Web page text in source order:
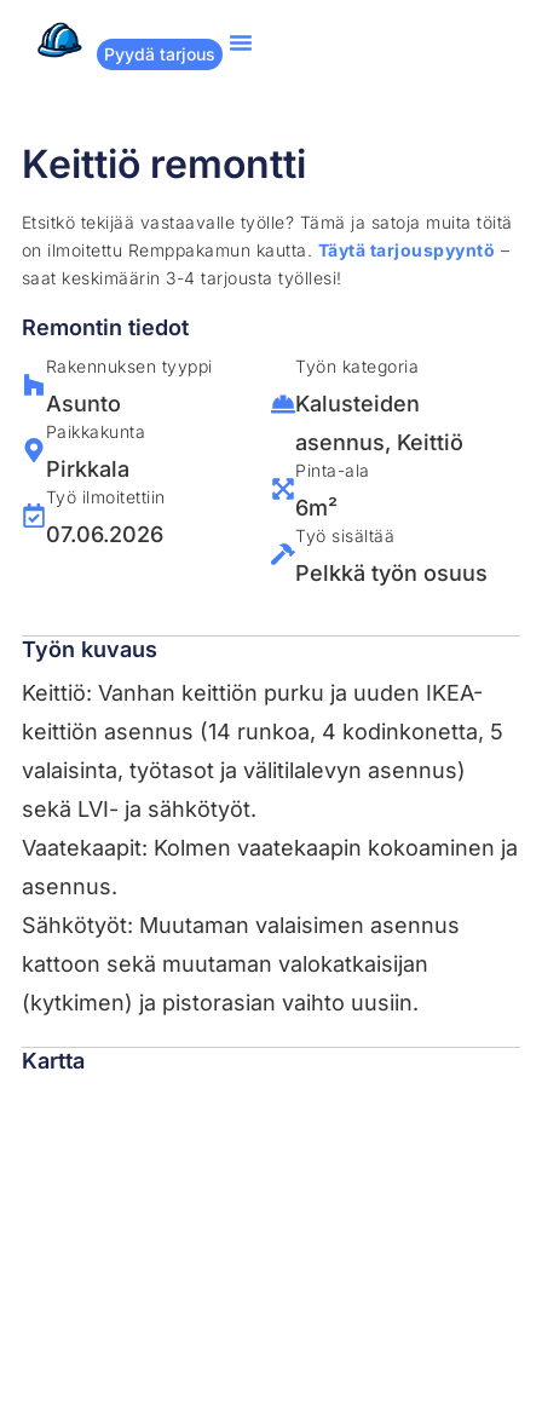
Pyydä tarjous
Keittiö remontti
Etsitkö tekijää vastaavalle työlle? Tämä ja satoja muita töitä
on ilmoitettu Remppakamun kautta. Täytä tarjouspyyntö –
saat keskimäärin 3-4 tarjousta työllesi!
Remontin tiedot
Rakennuksen tyyppi
Asunto
Paikkakunta
Pirkkala
Työ ilmoitettiin
07.06.2026
Työn kategoria
Kalusteiden
asennus, Keittiö
Pinta-ala
6m²
Työ sisältää
Pelkkä työn osuus
Työn kuvaus
​Keittiö: Vanhan keittiön purku ja uuden IKEA-
keittiön asennus (14 runkoa, 4 kodinkonetta, 5
valaisinta, työtasot ja välitilalevyn asennus)
sekä LVI- ja sähkötyöt.
​Vaatekaapit: Kolmen vaatekaapin kokoaminen ja
asennus.
​Sähkötyöt: Muutaman valaisimen asennus
kattoon sekä muutaman valokatkaisijan
(kytkimen) ja pistorasian vaihto uusiin.
Kartta